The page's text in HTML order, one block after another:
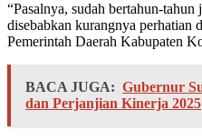
“Pasalnya, sudah bertahun-
disebabkan kurangnya perhatian
Pemerintah Daerah Kabupaten
BACA JUGA: Gubernur
dan Perjanjian Kinerja 2025